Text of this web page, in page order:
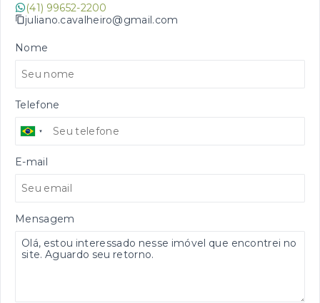
(41) 99652-2200
juliano.cavalheiro@gmail.com
Nome
Telefone
E-mail
Mensagem